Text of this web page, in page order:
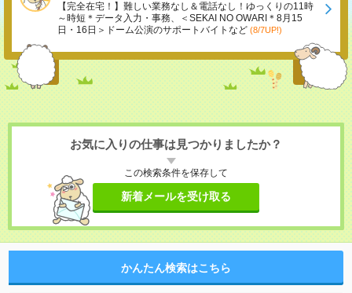
【完全在宅！】難しい業務なし＆電話なし！ゆっくりの11時
～時短＊データ入力・事務、＜SEKAI NO OWARI＊8月15
日・16日＞ドーム公演のサポートバイトなど (8/7UP!)
お気に入りの仕事は見つかりましたか？
この検索条件を保存して
新着メールを受け取る
かんたん検索はこちら